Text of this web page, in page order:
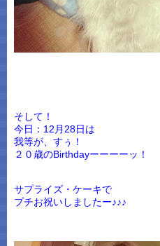
そして！
今日：12月28日は
我等が、すぅ！
２０歳のBirthdayーーーーッ！
サプライズ・ケーキで
プチお祝いしましたー♪♪♪